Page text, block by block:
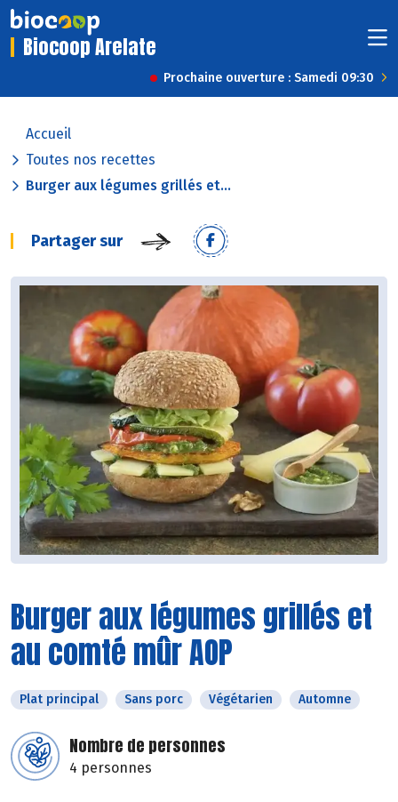
Biocoop Arelate
Prochaine ouverture : Samedi 09:30
Accueil
Toutes nos recettes
Burger aux légumes grillés et...
Partager sur
Burger aux légumes grillés et
au comté mûr AOP
Plat principal Sans porc Végétarien Automne
Nombre de personnes
4 personnes